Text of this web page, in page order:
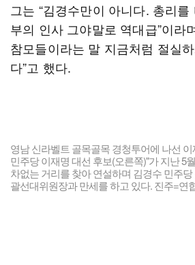
그는 “김경수만이 아니다. 총리
부의 인사 그야말로 역대급”이라
참모들이라는 말 지금처럼 절실
다”고 했다.
영남 신라벨트 골목골목 경청투어에 나선
민주당 이재명 대선 후보(오른쪽)"가 지난 5
차없는 거리를 찾아 연설하며 김경수 민주
괄선대위원장과 만세를 하고 있다. 진주=연